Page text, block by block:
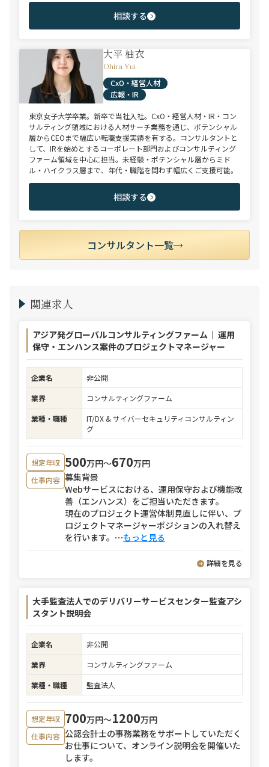
相談する
大平 柚衣
Ohira Yui
CxO・経営人材
広報・IR
東京女子大学卒業。新卒で当社入社。CxO・経営人材・IR・コン
サルティング領域における人材サーチ業務を通じ、ポテンシャル
層からCEOまで幅広い転職支援実績を有する。コンサルタントと
して、IRを始めとするコーポレート部門およびコンサルティング
ファーム領域を中心に担当。未経験・ポテンシャル層からミド
ル・ハイクラス層まで、年代・職階を問わず幅広くご支援可能。
相談する
コンサルタント一覧
関連求人
アジア発グローバルコンサルティングファーム｜ 運用
保守・エンハンス案件のプロジェクトマネージャー
企業名
非公開
業界
コンサルティングファーム
業種・職種
IT/DX & サイバーセキュリティコンサルティン
グ
想定年収 500万円〜670万円
仕事内容 募集背景
Webサービスにおける、運用保守および機能改
善（エンハンス）をご担当いただきます。
現在のプロジェクト運営体制見直しに伴い、プ
ロジェクトマネージャーポジションの入れ替え
を行います。 ⋯もっと見る
詳細を見る
大手監査法人でのデリバリーサービスセンター監査アシ
スタント説明会
企業名
非公開
業界
コンサルティングファーム
業種・職種
監査法人
想定年収 700万円〜1200万円
仕事内容 公認会計士の事務業務をサポートしていただく
お仕事について、オンライン説明会を開催いた
します。